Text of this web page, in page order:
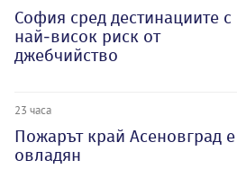
София сред дестинациите с
най-висок риск от
джебчийство
23 часа
Пожарът край Асеновград е
овладян